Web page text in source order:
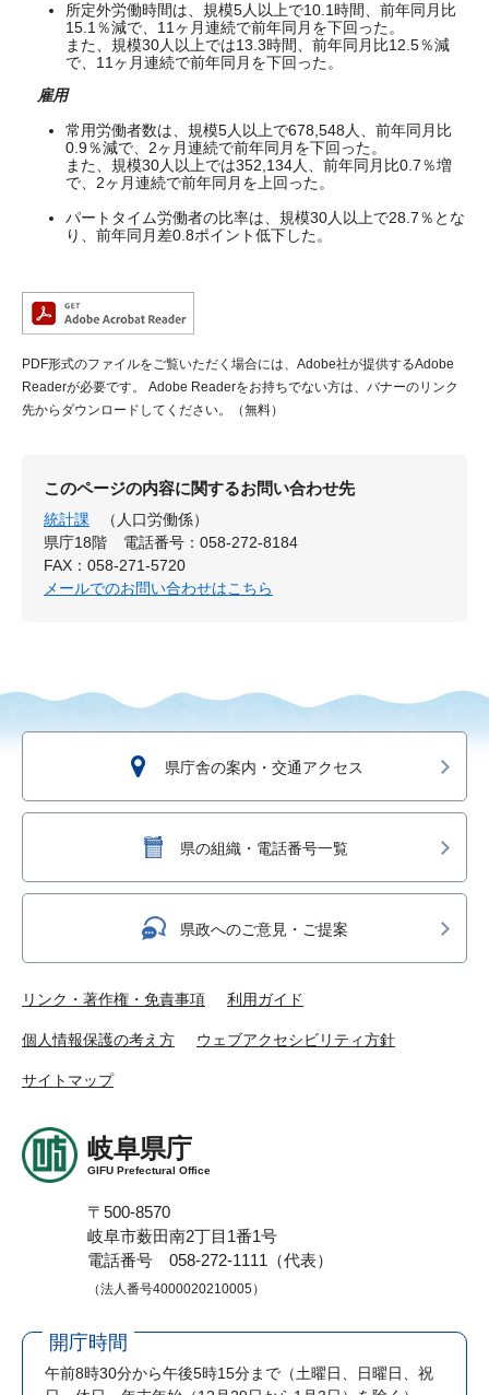
所定外労働時間は、規模5人以上で10.1時間、前年同月比
15.1％減で、11ヶ月連続で前年同月を下回った。
また、規模30人以上では13.3時間、前年同月比12.5％減
で、11ヶ月連続で前年同月を下回った。
雇用
常用労働者数は、規模5人以上で678,548人、前年同月比
0.9％減で、2ヶ月連続で前年同月を下回った。
また、規模30人以上では352,134人、前年同月比0.7％増
で、2ヶ月連続で前年同月を上回った。
パートタイム労働者の比率は、規模30人以上で28.7％とな
り、前年同月差0.8ポイント低下した。
PDF形式のファイルをご覧いただく場合には、Adobe社が提供するAdobe
Readerが必要です。
Adobe Readerをお持ちでない方は、バナーのリンク
先からダウンロードしてください。（無料）
このページの内容に関するお問い合わせ先
統計課
（人口労働係）
県庁18階
電話番号：058-272-8184
FAX：058-271-5720
メールでのお問い合わせはこちら
県庁舎の案内・交通アクセス
県の組織・電話番号一覧
県政へのご意見・ご提案
リンク・著作権・免責事項 利用ガイド
個人情報保護の考え方 ウェブアクセシビリティ方針
サイトマップ
岐阜県庁
GIFU Prefectural Office
〒500-8570
岐阜市薮田南2丁目1番1号
電話番号 058-272-1111（代表）
（法人番号4000020210005）
開庁時間
午前8時30分から午後5時15分まで （土曜日、日曜日、祝